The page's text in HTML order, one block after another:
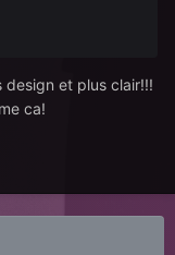
design et plus clair!!!
ca!